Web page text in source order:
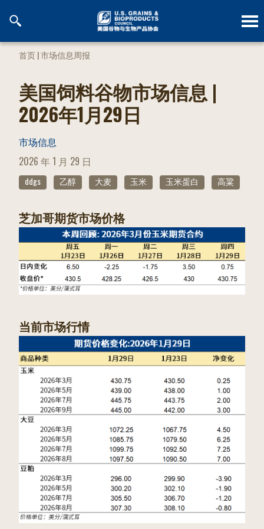
首页|市场信息周报
美国饲料谷物市场信息 |
2026年1月29日
市场信息
POSTED
2026 年 1 月 29 日
ddgs 乙醇 大麦 玉米 玉米蛋白 高粱
芝加哥期货市场价格
当前市场行情